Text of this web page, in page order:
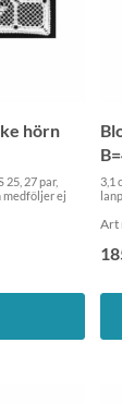
hörn
25, 27 par,
medföljer ej
3,1
Art